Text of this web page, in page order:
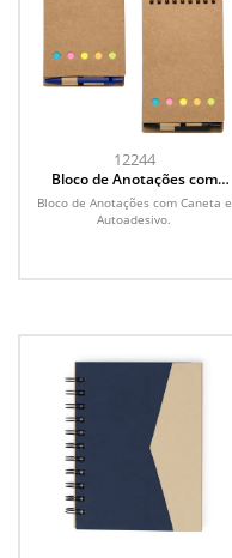
12244
Bloco de Anotações com
Caneta e Autoadesivo
Bloco de Anotações com Caneta e
Autoadesivo.